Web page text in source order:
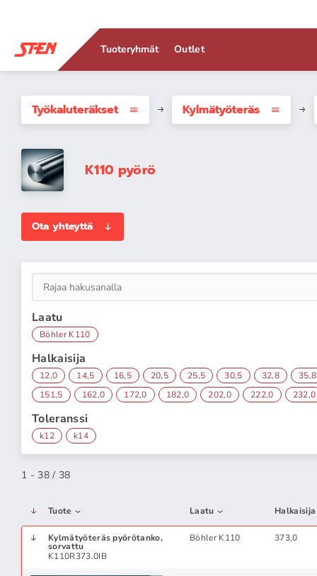
Tuoteryhmät Outlet
Työkaluteräkset Kylmätyöteräs
K110 pyörö
Ota yhteyttä
Laatu
Böhler K110
Halkaisija
12,0 14,5 16,5 20,5 25,5 30,5 32,8 35,8
151,5
162,0 172,0 182,0 202,0 222,0 232,0
Toleranssi
k12 k14
1 - 38 / 38
Tuote Laatu Halkaisija
Kylmätyöteräs pyörötanko,
sorvattu
K110R373.0IB
Böhler K110 373,0